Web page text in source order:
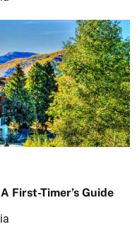
First-Timer’s Guide